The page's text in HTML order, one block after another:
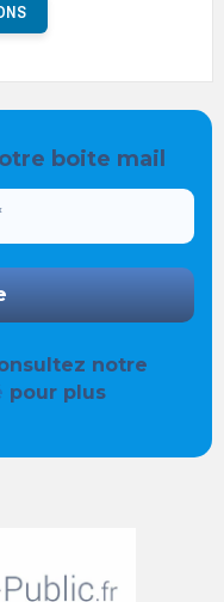
boite mail
notre
pour plus